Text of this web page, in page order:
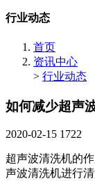
行业动态
首页
资讯中心
> 行业动态
如何减少超声
2020-02-15 1722
超声波清洗机的
声波清洗机进行